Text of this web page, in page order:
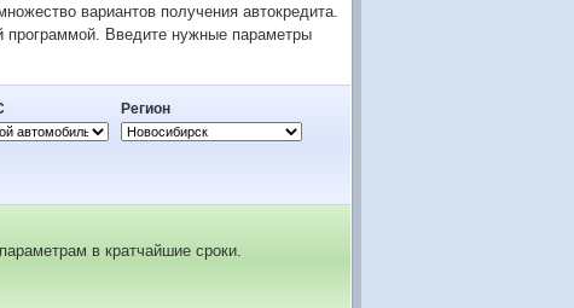
вариантов получения автокредита.
программой. Введите нужные параметры
Регион
в кратчайшие сроки.